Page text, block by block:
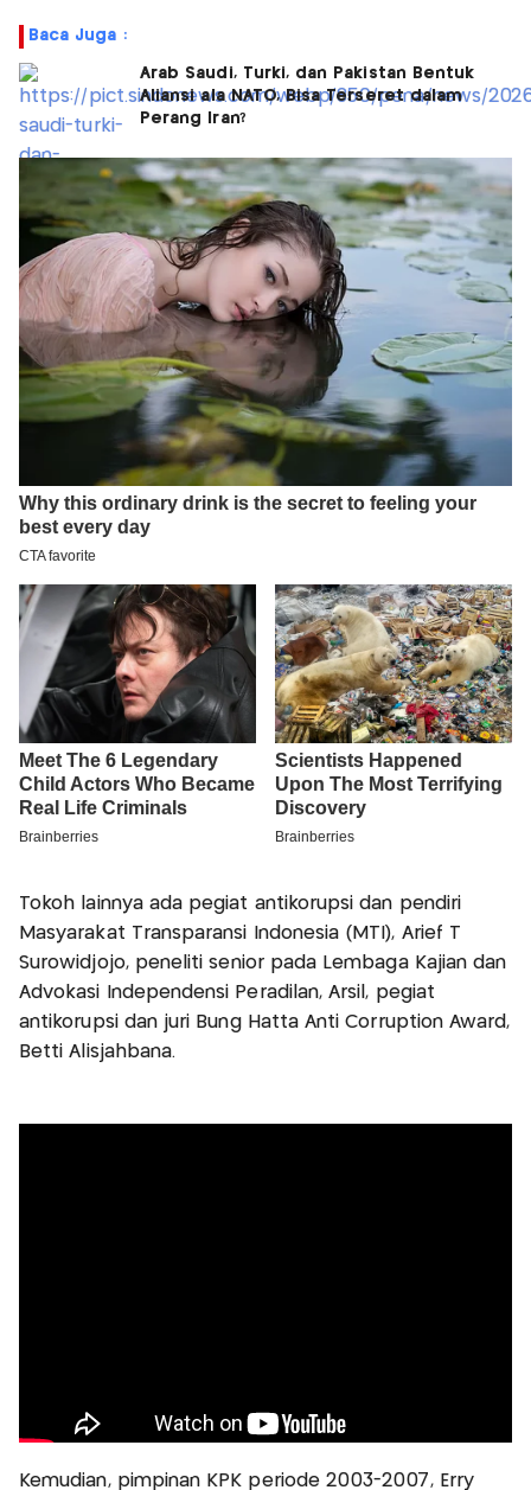
Baca Juga :
Arab Saudi, Turki, dan Pakistan Bentuk
Aliansi ala NATO, Bisa Terseret dalam
Perang Iran?
Tokoh lainnya ada pegiat antikorupsi dan pendiri
Masyarakat Transparansi Indonesia (MTI), Arief T
Surowidjojo, peneliti senior pada Lembaga Kajian dan
Advokasi Independensi Peradilan, Arsil, pegiat
antikorupsi dan juri Bung Hatta Anti Corruption Award,
Betti Alisjahbana.
Kemudian, pimpinan KPK periode 2003-2007, Erry